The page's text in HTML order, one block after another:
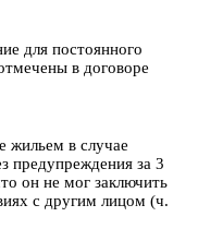
для постоянного
в договоре
жильем в случае
предупреждения за 3
он не мог заключить
с другим лицом (ч.